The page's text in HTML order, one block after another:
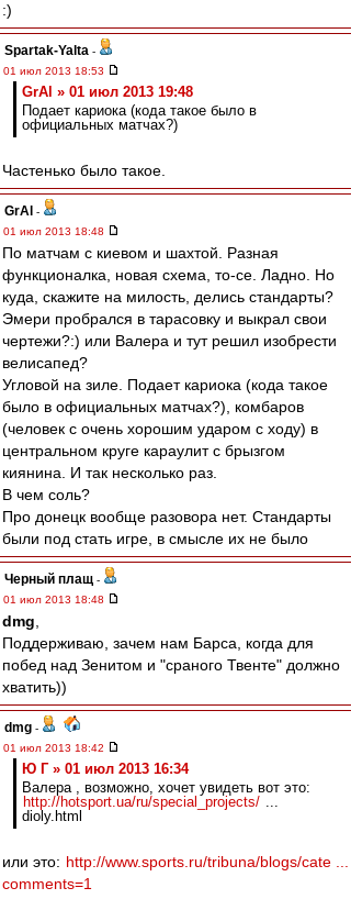
:)
Spartak-Yalta -
01 июл 2013 18:53
GrAl » 01 июл 2013 19:48
Подает кариока (кода такое было в
официальных матчах?)
Частенько было такое.
GrAl -
01 июл 2013 18:48
По матчам с киевом и шахтой. Разная
функционалка, новая схема, то-се. Ладно. Но
куда, скажите на милость, делись стандарты?
Эмери пробрался в тарасовку и выкрал свои
чертежи?:) или Валера и тут решил изобрести
велисапед?
Угловой на зиле. Подает кариока (кода такое
было в официальных матчах?), комбаров
(человек с очень хорошим ударом с ходу) в
центральном круге караулит с брызгом
киянина. И так несколько раз.
В чем соль?
Про донецк вообще разовора нет. Стандарты
были под стать игре, в смысле их не было
Черный плащ -
01 июл 2013 18:48
dmg
Поддерживаю, зачем нам Барса, когда для
побед над Зенитом и "сраного Твенте" должно
хватить))
dmg -
01 июл 2013 18:42
Ю Г » 01 июл 2013 16:34
Валера , возможно, хочет увидеть вот это:
http://hotsport.ua/ru/special_projects/ ...
dioly.html
или это: http://www.sports.ru/tribuna/blogs/cate ...
comments=1